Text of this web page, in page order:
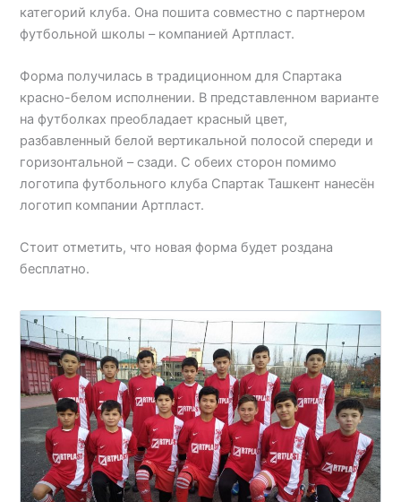
категорий клуба. Она пошита совместно с партнером
футбольной школы – компанией Артпласт.
Форма получилась в традиционном для Спартака
красно-белом исполнении. В представленном варианте
на футболках преобладает красный цвет,
разбавленный белой вертикальной полосой спереди и
горизонтальной – сзади. С обеих сторон помимо
логотипа футбольного клуба Спартак Ташкент нанесён
логотип компании Артпласт.
Стоит отметить, что новая форма будет роздана
бесплатно.